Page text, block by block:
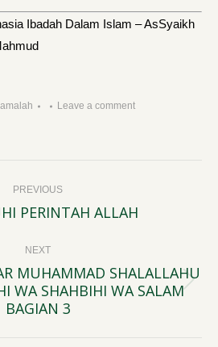
Ibadah Dalam Islam – AsSyaikh
Leave a comment
PREVIOUS
Previous
PERINTAH ALLAH
NEXT
Next
post:
MUHAMMAD SHALALLAHU
WA SHAHBIHI WA SALAM
BAGIAN 3